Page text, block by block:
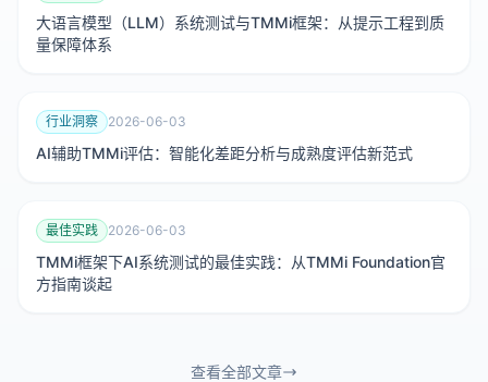
大语言模型（LLM）系统测试与TMMi框架：从提示工程到质
量保障体系
行业洞察 2026-06-03
AI辅助TMMi评估：智能化差距分析与成熟度评估新范式
最佳实践 2026-06-03
TMMi框架下AI系统测试的最佳实践：从TMMi Foundation官
方指南谈起
查看全部文章